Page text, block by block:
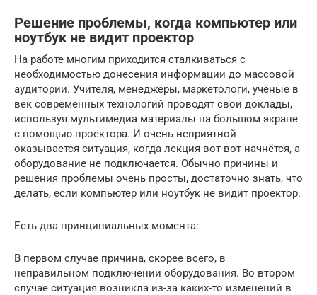
Решение проблемы, когда компьютер или
ноутбук не видит проектор
На работе многим приходится сталкиваться с
необходимостью донесения информации до массовой
аудитории. Учителя, менеджеры, маркетологи, учёные в
век современных технологий проводят свои доклады,
используя мультимедиа материалы на большом экране
с помощью проектора. И очень неприятной
оказывается ситуация, когда лекция вот-вот начнётся, а
оборудование не подключается. Обычно причины и
решения проблемы очень просты, достаточно знать, что
делать, если компьютер или ноутбук не видит проектор.
Есть два принципиальных момента:
В первом случае причина, скорее всего, в
неправильном подключении оборудования. Во втором
случае ситуация возникла из-за каких-то изменений в